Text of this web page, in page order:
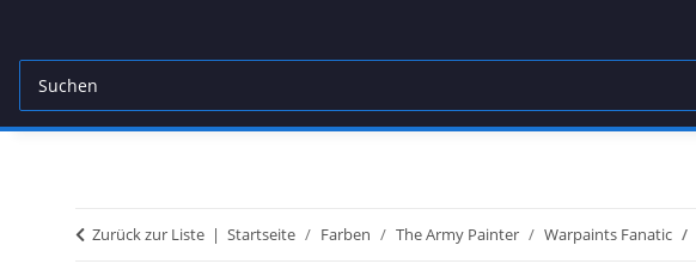
Zurück zur Liste Startseite Farben The Army Painter Warpaints Fanatic